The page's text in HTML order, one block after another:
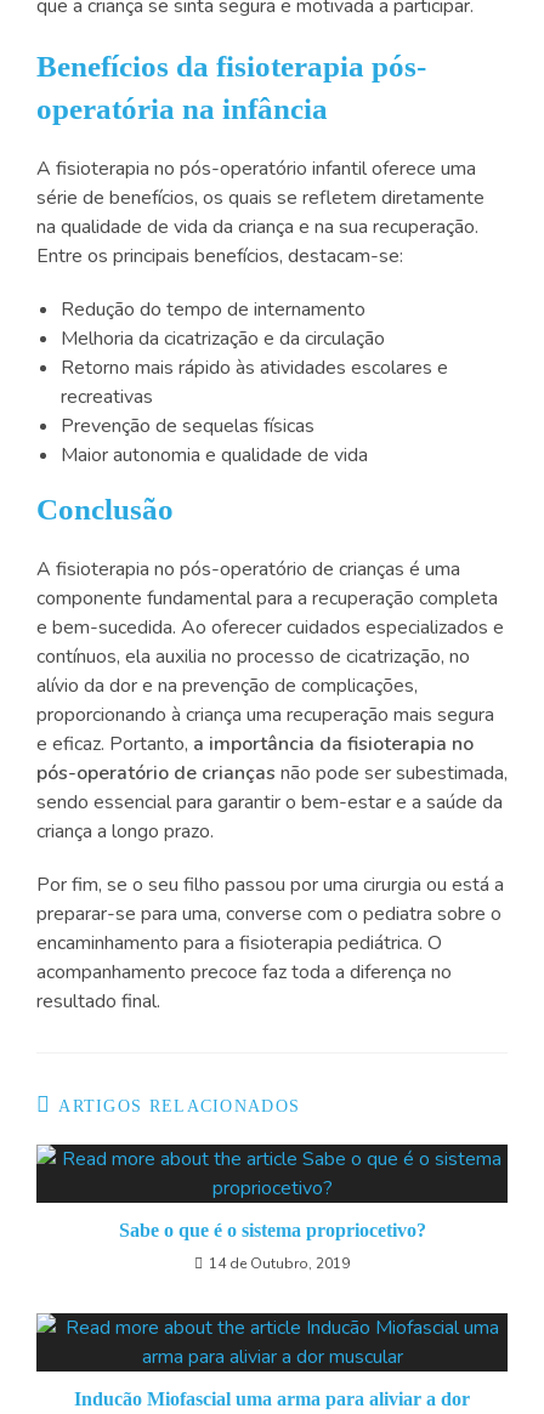
que a criança se sinta segura e motivada a participar.
Benefícios da fisioterapia pós-
operatória na infância
A fisioterapia no pós-operatório infantil oferece uma
série de benefícios, os quais se refletem diretamente
na qualidade de vida da criança e na sua recuperação.
Entre os principais benefícios, destacam-se:
Redução do tempo de internamento
Melhoria da cicatrização e da circulação
Retorno mais rápido às atividades escolares e
recreativas
Prevenção de sequelas físicas
Maior autonomia e qualidade de vida
Conclusão
A fisioterapia no pós-operatório de crianças é uma
componente fundamental para a recuperação completa
e bem-sucedida. Ao oferecer cuidados especializados e
contínuos, ela auxilia no processo de cicatrização, no
alívio da dor e na prevenção de complicações,
proporcionando à criança uma recuperação mais segura
e eficaz. Portanto, a importância da fisioterapia no
pós-operatório de crianças não pode ser subestimada,
sendo essencial para garantir o bem-estar e a saúde da
criança a longo prazo.
Por fim, se o seu filho passou por uma cirurgia ou está a
preparar-se para uma, converse com o pediatra sobre o
encaminhamento para a fisioterapia pediátrica. O
acompanhamento precoce faz toda a diferença no
resultado final.
ARTIGOS RELACIONADOS
Sabe o que é o sistema propriocetivo?
14 de Outubro, 2019
Inducão Miofascial uma arma para aliviar a dor